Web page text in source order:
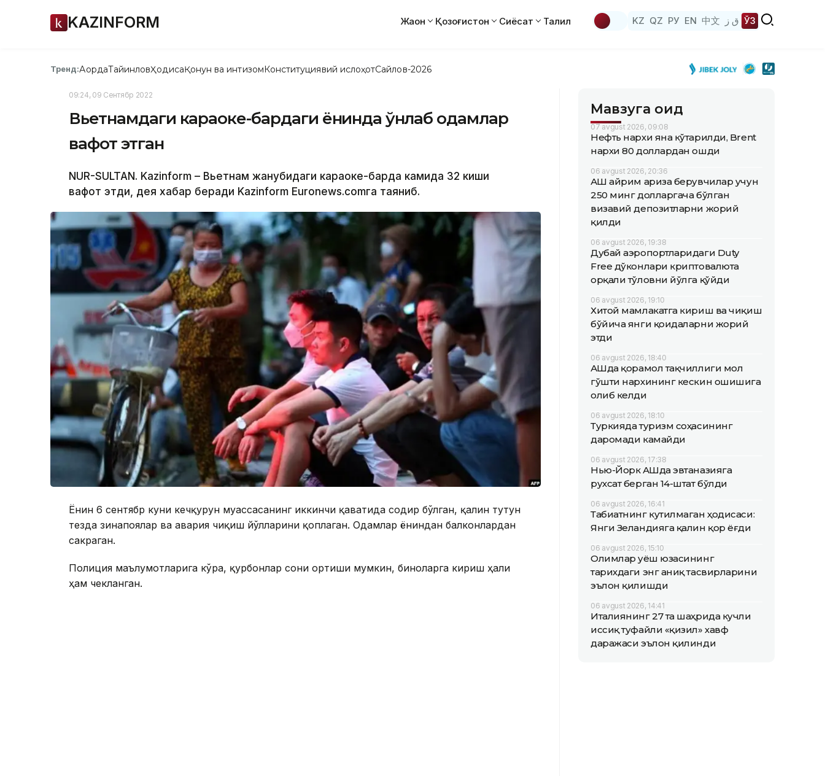
KAZINFORM Жаҳон Қозоғистон Сиёсат Таҳлил KZ QZ РУ EN 中文 ق ز ЎЗ
Тренд:АқордаТайинловҲодисаҚонун ва интизомКонституциявий ислоҳотСайлов-2026
09:24, 09 Сентябр 2022
Вьетнамдаги караоке-бардаги ёнғинда ўнлаб одамлар
вафот этган
NUR-SULTAN. Kazinform – Вьетнам жанубидаги караоке-барда камида 32 киши
вафот этди, дея хабар беради Kazinform Euronews.comга таяниб.
Ёнғин 6 сентябр куни кечқурун муассасанинг иккинчи қаватида содир бўлган, қалин тутун
тезда зинапоялар ва авария чиқиш йўлларини қоплаган. Одамлар ёнғиндан балконлардан
сакраган.
Полиция маълумотларига кўра, қурбонлар сони ортиши мумкин, биноларга кириш ҳали
ҳам чекланган.
Мавзуга оид
07 avgust 2026, 09:08
Нефть нархи яна кўтарилди, Brent
нархи 80 доллардан ошди
06 avgust 2026, 20:36
АҚШ айрим ариза берувчилар учун
250 минг долларгача бўлган
визавий депозитларни жорий
қилди
06 avgust 2026, 19:38
Дубай аэропортларидаги Duty
Free дўконлари криптовалюта
орқали тўловни йўлга қўйди
06 avgust 2026, 19:10
Хитой мамлакатга кириш ва чиқиш
бўйича янги қоидаларни жорий
этди
06 avgust 2026, 18:40
АҚШда қорамол тақчиллиги мол
гўшти нархининг кескин ошишига
олиб келди
06 avgust 2026, 18:10
Туркияда туризм соҳасининг
даромади камайди
06 avgust 2026, 17:38
Нью-Йорк АҚШда эвтаназияга
рухсат берган 14-штат бўлди
06 avgust 2026, 16:41
Табиатнинг кутилмаган ҳодисаси:
Янги Зеландияга қалин қор ёғди
06 avgust 2026, 15:10
Олимлар Қуёш юзасининг
тарихдаги энг аниқ тасвирларини
эълон қилишди
06 avgust 2026, 14:41
Италиянинг 27 та шаҳрида кучли
иссиқ туфайли «қизил» хавф
даражаси эълон қилинди